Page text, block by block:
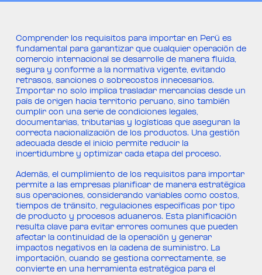
Comprender los requisitos para importar en Perú es
fundamental para garantizar que cualquier operación de
comercio internacional se desarrolle de manera fluida,
segura y conforme a la normativa vigente, evitando
retrasos, sanciones o sobrecostos innecesarios.
Importar no solo implica trasladar mercancías desde un
país de origen hacia territorio peruano, sino también
cumplir con una serie de condiciones legales,
documentarias, tributarias y logísticas que aseguran la
correcta nacionalización de los productos. Una gestión
adecuada desde el inicio permite reducir la
incertidumbre y optimizar cada etapa del proceso.
Además, el cumplimiento de los requisitos para importar
permite a las empresas planificar de manera estratégica
sus operaciones, considerando variables como costos,
tiempos de tránsito, regulaciones específicas por tipo
de producto y procesos aduaneros. Esta planificación
resulta clave para evitar errores comunes que pueden
afectar la continuidad de la operación y generar
impactos negativos en la cadena de suministro. La
importación, cuando se gestiona correctamente, se
convierte en una herramienta estratégica para el